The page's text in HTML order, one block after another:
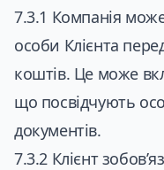
7.3.1 Компанія
особи Клієнта
коштів. Це може
що посвідчують
документів.
7.3.2 Клієнт